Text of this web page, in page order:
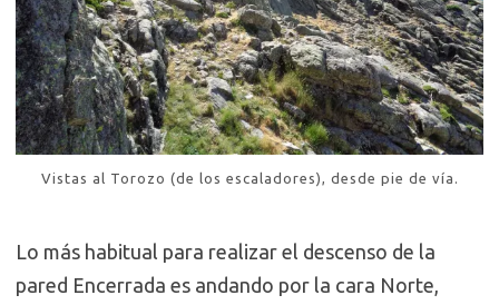
Vistas al Torozo (de los escaladores), desde pie de vía.
Lo más habitual para realizar el descenso de la
pared Encerrada es andando por la cara Norte,